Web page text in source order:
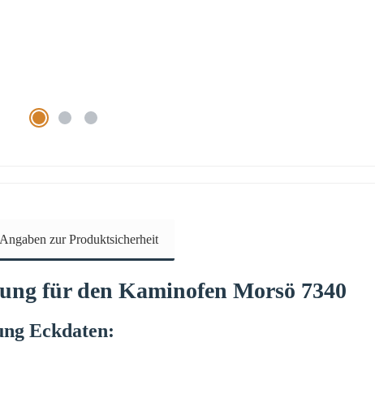
Angaben zur Produktsicherheit
für den Kaminofen Morsö 7340
Eckdaten: